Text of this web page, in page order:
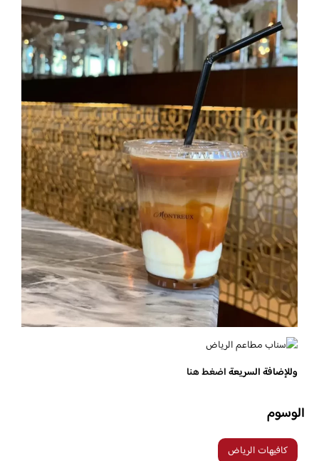
وللإضافة السريعةاضغط هنا
الوسوم
كافيهات الرياض